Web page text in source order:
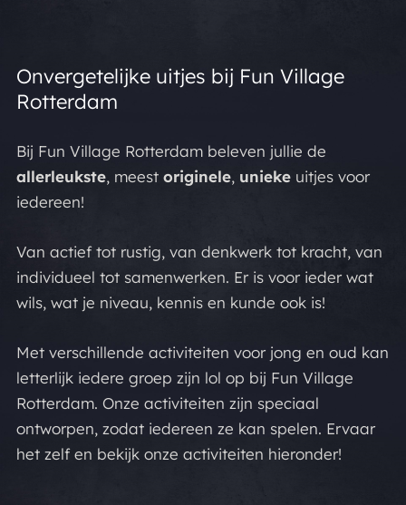
Onvergetelijke uitjes bij Fun Village
Rotterdam
Bij Fun Village Rotterdam beleven jullie de
allerleukste, meest originele, unieke uitjes voor
iedereen!
Van actief tot rustig, van denkwerk tot kracht, van
individueel tot samenwerken. Er is voor ieder wat
wils, wat je niveau, kennis en kunde ook is!
Met verschillende activiteiten voor jong en oud kan
letterlijk iedere groep zijn lol op bij Fun Village
Rotterdam. Onze activiteiten zijn speciaal
ontworpen, zodat iedereen ze kan spelen. Ervaar
het zelf en bekijk onze activiteiten hieronder!